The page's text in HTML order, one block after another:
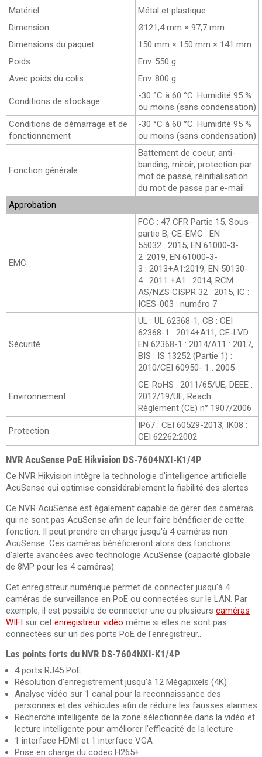
Matériel
Métal et plastique
Dimension
Ø121,4 mm × 97,7 mm
Dimensions du paquet
150 mm × 150 mm × 141 mm
Poids
Env. 550 g
Avec poids du colis
Env. 800 g
Conditions de stockage
-30 °C à 60 °C. Humidité 95 %
ou moins (sans condensation)
Conditions de démarrage et de
fonctionnement
-30 °C à 60 °C. Humidité 95 %
ou moins (sans condensation)
Fonction générale
Battement de coeur, anti-
banding, miroir, protection par
mot de passe, réinitialisation
du mot de passe par e-mail
Approbation
EMC
FCC : 47 CFR Partie 15, Sous-
partie B, CE-EMC : EN
55032 : 2015, EN 61000-3-
2 :2019, EN 61000-3-
3 : 2013+A1:2019, EN 50130-
4 : 2011 +A1 : 2014, RCM :
AS/NZS CISPR 32 : 2015, IC :
ICES-003 : numéro 7
Sécurité
UL : UL 62368-1, CB : CEI
62368-1 : 2014+A11, CE-LVD :
EN 62368-1 : 2014/A11 : 2017,
BIS : IS 13252 (Partie 1) :
2010/CEI 60950- 1 : 2005
Environnement
CE-RoHS : 2011/65/UE, DEEE :
2012/19/UE, Reach :
Règlement (CE) n° 1907/2006
Protection
IP67 : CEI 60529-2013, IK08 :
CEI 62262:2002
NVR AcuSense PoE Hikvision DS-7604NXI-K1/4P
Ce NVR Hikvision intègre la technologie d'intelligence artificielle
AcuSense qui optimise considérablement la fiabilité des alertes
Ce NVR AcuSense est également capable de gérer des caméras
qui ne sont pas AcuSense afin de leur faire bénéficier de cette
fonction. Il peut prendre en charge jusqu'à 4 caméras non
AcuSense. Ces caméras bénéficieront alors des fonctions
d'alerte avancées avec technologie AcuSense (capacité globale
de 8MP pour les 4 caméras).
Cet enregistreur numérique permet de connecter jusqu'à 4
caméras de surveillance en PoE ou connectées sur le LAN. Par
exemple, il est possible de connecter une ou plusieurs caméras
WIFI sur cet enregistreur vidéo même si elles ne sont pas
connectées sur un des ports PoE de l'enregistreur..
Les points forts du NVR DS-7604NXI-K1/4P
4 ports RJ45 PoE
Résolution d’enregistrement jusqu'à 12 Mégapixels (4K)
Analyse vidéo sur 1 canal pour la reconnaissance des
personnes et des véhicules afin de réduire les fausses alarmes
Recherche intelligente de la zone sélectionnée dans la vidéo et
lecture intelligente pour améliorer l'efficacité de la lecture
1 interface HDMI et 1 interface VGA
Prise en charge du codec H265+